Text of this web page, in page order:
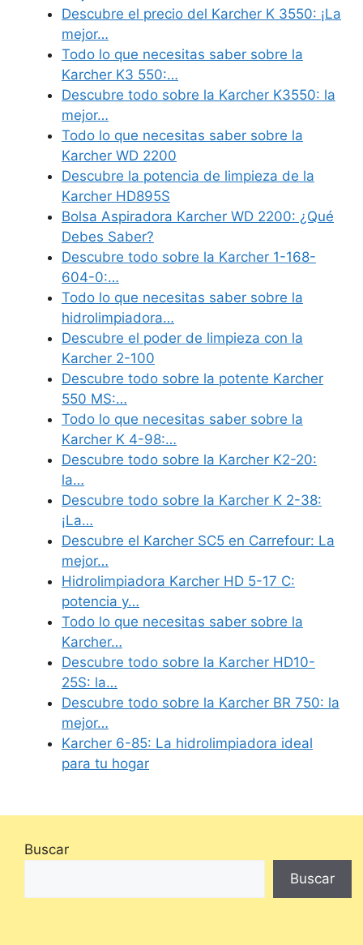
Descubre el precio del Karcher K 3550: ¡La
mejor…
Todo lo que necesitas saber sobre la
Karcher K3 550:…
Descubre todo sobre la Karcher K3550: la
mejor…
Todo lo que necesitas saber sobre la
Karcher WD 2200
Descubre la potencia de limpieza de la
Karcher HD895S
Bolsa Aspiradora Karcher WD 2200: ¿Qué
Debes Saber?
Descubre todo sobre la Karcher 1-168-
604-0:…
Todo lo que necesitas saber sobre la
hidrolimpiadora…
Descubre el poder de limpieza con la
Karcher 2-100
Descubre todo sobre la potente Karcher
550 MS:…
Todo lo que necesitas saber sobre la
Karcher K 4-98:…
Descubre todo sobre la Karcher K2-20:
la…
Descubre todo sobre la Karcher K 2-38:
¡La…
Descubre el Karcher SC5 en Carrefour: La
mejor…
Hidrolimpiadora Karcher HD 5-17 C:
potencia y…
Todo lo que necesitas saber sobre la
Karcher…
Descubre todo sobre la Karcher HD10-
25S: la…
Descubre todo sobre la Karcher BR 750: la
mejor…
Karcher 6-85: La hidrolimpiadora ideal
para tu hogar
Buscar
Buscar